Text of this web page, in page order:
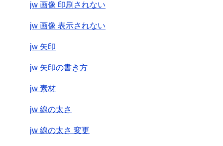
jw 画像 印刷されない
jw 画像 表示されない
jw 矢印
jw 矢印の書き方
jw 素材
jw 線の太さ
jw 線の太さ 変更